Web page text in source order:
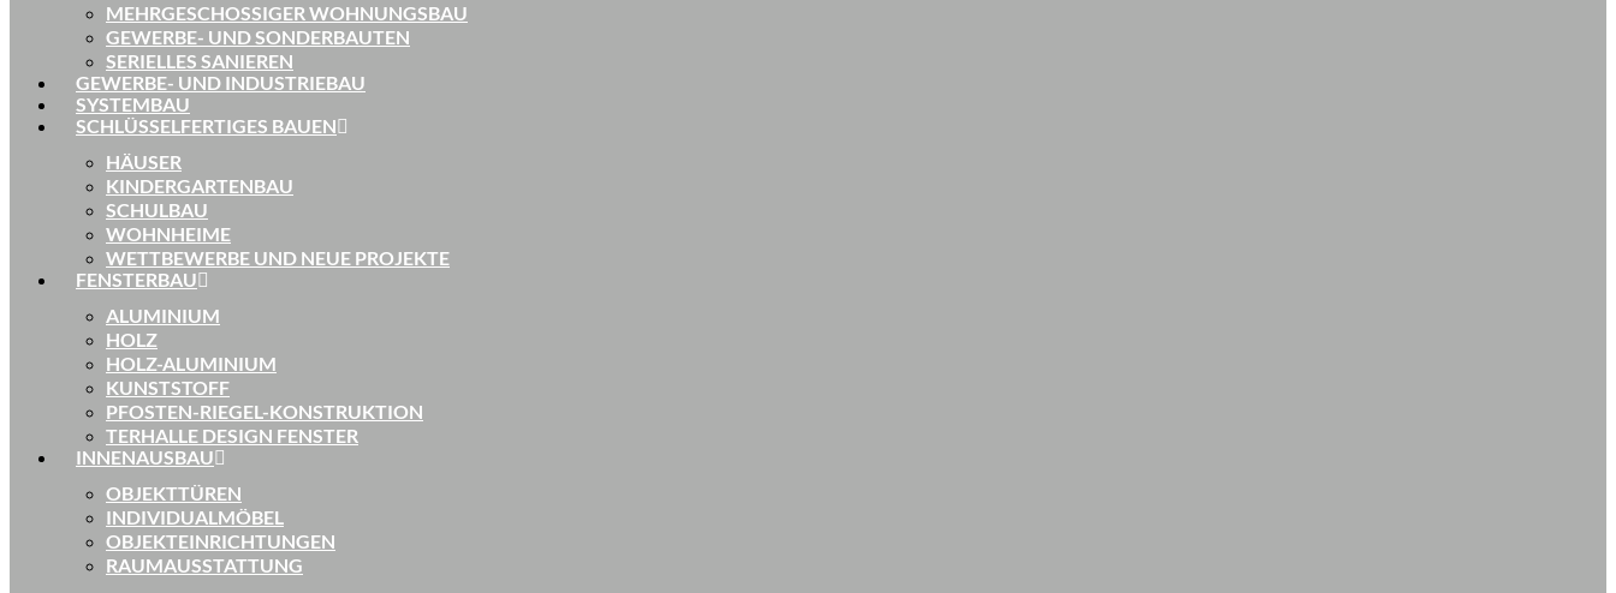
MEHRGESCHOSSIGER WOHNUNGSBAU
GEWERBE- UND SONDERBAUTEN
SERIELLES SANIEREN
GEWERBE- UND INDUSTRIEBAU
SYSTEMBAU
SCHLÜSSELFERTIGES BAUEN
HÄUSER
KINDERGARTENBAU
SCHULBAU
WOHNHEIME
WETTBEWERBE UND NEUE PROJEKTE
FENSTERBAU
ALUMINIUM
HOLZ
HOLZ-ALUMINIUM
KUNSTSTOFF
PFOSTEN-RIEGEL-KONSTRUKTION
TERHALLE DESIGN FENSTER
INNENAUSBAU
OBJEKTTÜREN
INDIVIDUALMÖBEL
OBJEKTEINRICHTUNGEN
RAUMAUSSTATTUNG